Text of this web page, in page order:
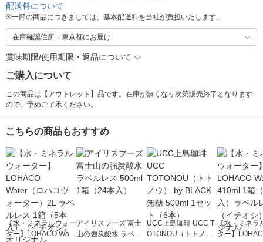
配送料について
※一部の商品につきましては、基本配送料を当社が負担いたします。
在庫確認住所：東京都にお届け
賞味期限/使用期限・返品について
ご購入について
この商品は【アウトレット】品です。在庫が無くなり次第販売終了となります
ので、予めご了承ください。
こちらの商品もおすすめ
【水・ミネラルウォー
ター】LOHACO Wate
アイリスフーズ 富士
山の強炭酸水 ラベル
UCC上島珈琲 UCC T
OTONOU（トトノ
【水・ミネラ
ター】